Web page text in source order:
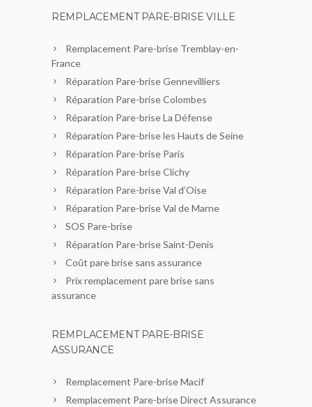
REMPLACEMENT PARE-BRISE VILLE
Remplacement Pare-brise Tremblay-en-
France
Réparation Pare-brise Gennevilliers
Réparation Pare-brise Colombes
Réparation Pare-brise La Défense
Réparation Pare-brise les Hauts de Seine
Réparation Pare-brise Paris
Réparation Pare-brise Clichy
Réparation Pare-brise Val d’Oise
Réparation Pare-brise Val de Marne
SOS Pare-brise
Réparation Pare-brise Saint-Denis
Coût pare brise sans assurance
Prix remplacement pare brise sans
assurance
REMPLACEMENT PARE-BRISE
ASSURANCE
Remplacement Pare-brise Macif
Remplacement Pare-brise Direct Assurance